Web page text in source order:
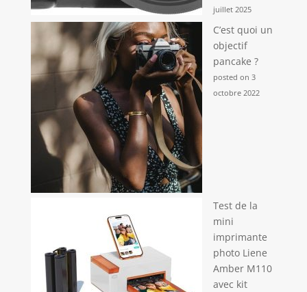
juillet 2025
C’est quoi un
objectif
pancake ?
posted on 3
octobre 2022
Test de la
mini
imprimante
photo Liene
Amber M110
avec kit